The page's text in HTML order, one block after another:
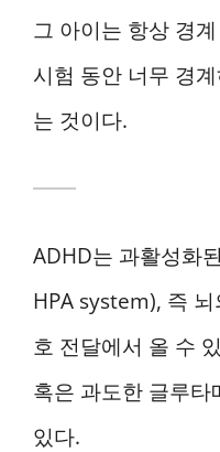
그 아이는 항상 경
시험 동안 너무 경
는 것이다.
ADHD는 과활성화
HPA system), 즉
호 전달에서 올 수
혹은 과도한 글루
있다.